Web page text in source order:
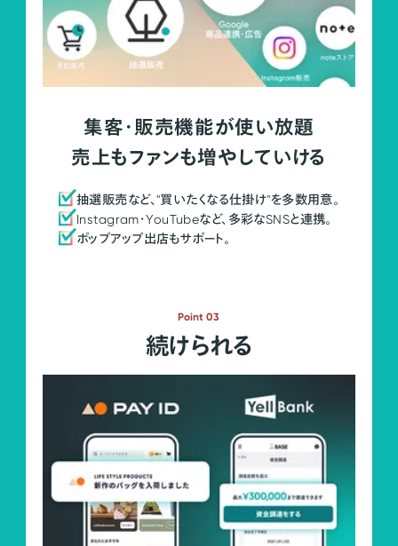
集客・販売機能が使い放題
売上もファンも増やしていける
抽選販売など、"買いたくなる仕掛け"を多数用意。
Instagram・YouTubeなど、多彩なSNSと連携。
ポップアップ出店もサポート。
Point 03
続けられる